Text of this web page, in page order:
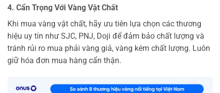
4. Cẩn Trọng Với Vàng Vật Chất
Khi mua vàng vật chất, hãy ưu tiên lựa chọn các thương
hiệu uy tín như SJC, PNJ, Doji để đảm bảo chất lượng và
tránh rủi ro mua phải vàng giả, vàng kém chất lượng. Luôn
giữ hóa đơn mua hàng cẩn thận.